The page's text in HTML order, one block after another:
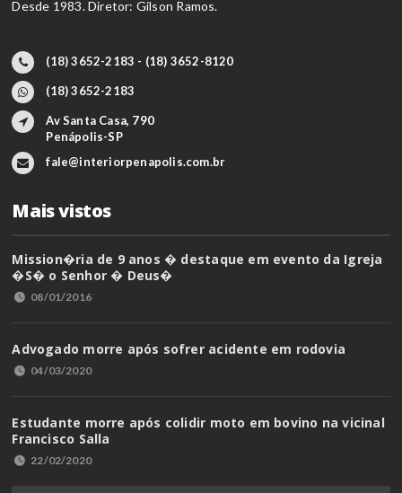
Desde 1983. Diretor: Gilson Ramos.
(18) 3652-2183 - (18) 3652-8120
(18) 3652-2183
Av Santa Casa, 790
Penápolis-SP
fale@interiorpenapolis.com.br
Mais vistos
Mission�ria de 9 anos � destaque em evento da Igreja
�S� o Senhor � Deus�
08/01/2016
Advogado morre após sofrer acidente em rodovia
04/03/2020
Estudante morre após colidir moto em bovino na vicinal
Francisco Salla
22/02/2020